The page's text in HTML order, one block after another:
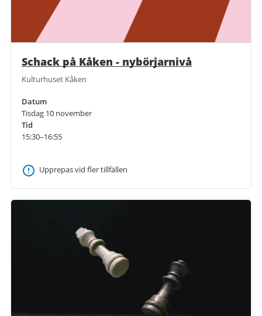
Schack på Kåken - nybörjarnivå
Kulturhuset Kåken
Datum
Tisdag 10 november
Tid
15:30–16:55
Upprepas vid fler tillfällen